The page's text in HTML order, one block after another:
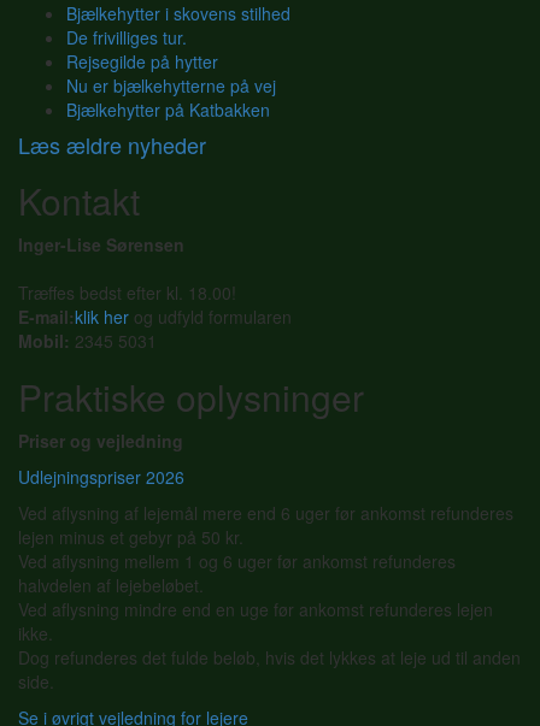
Bjælkehytter i skovens stilhed
De frivilliges tur.
Rejsegilde på hytter
Nu er bjælkehytterne på vej
Bjælkehytter på Katbakken
Læs ældre nyheder
Kontakt
Inger-Lise Sørensen
Træffes bedst efter kl. 18.00!
E-mail:klik her og udfyld formularen
Mobil: 2345 5031
Praktiske oplysninger
Priser og vejledning
Udlejningspriser 2026
Ved aflysning af lejemål mere end 6 uger før ankomst refunderes
lejen minus et gebyr på 50 kr.
Ved aflysning mellem 1 og 6 uger før ankomst refunderes
halvdelen af lejebeløbet.
Ved aflysning mindre end en uge før ankomst refunderes lejen
ikke.
Dog refunderes det fulde beløb, hvis det lykkes at leje ud til anden
side.
Se i øvrigt vejledning for lejere